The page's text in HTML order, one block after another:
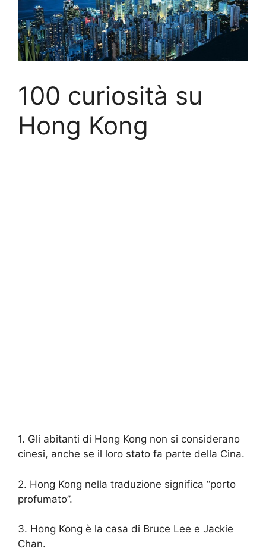
100 curiosità su
Hong Kong
1. Gli abitanti di Hong Kong non si considerano
cinesi, anche se il loro stato fa parte della Cina.
2. Hong Kong nella traduzione significa “porto
profumato”.
3. Hong Kong è la casa di Bruce Lee e Jackie
Chan.